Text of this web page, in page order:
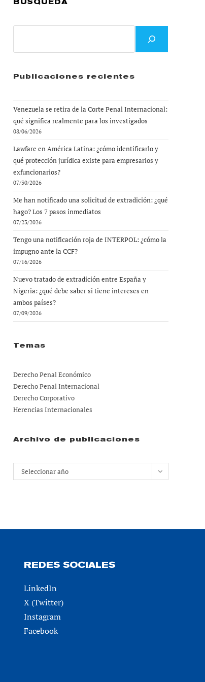
BÚSQUEDA
Publicaciones recientes
Venezuela se retira de la Corte Penal Internacional:
qué significa realmente para los investigados
08/06/2026
Lawfare en América Latina: ¿cómo identificarlo y
qué protección jurídica existe para empresarios y
exfuncionarios?
07/30/2026
Me han notificado una solicitud de extradición: ¿qué
hago? Los 7 pasos inmediatos
07/23/2026
Tengo una notificación roja de INTERPOL: ¿cómo la
impugno ante la CCF?
07/16/2026
Nuevo tratado de extradición entre España y
Nigeria: ¿qué debe saber si tiene intereses en
ambos países?
07/09/2026
Temas
Derecho Penal Económico
Derecho Penal Internacional
Derecho Corporativo
Herencias Internacionales
Archivo de publicaciones
Archivos
Seleccionar año
REDES SOCIALES
LinkedIn
X (Twitter)
Instagram
Facebook